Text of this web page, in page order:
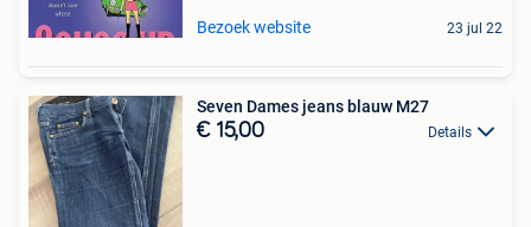
Bezoek website 23 jul 22
Seven Dames jeans blauw M27
€ 15,00 Details